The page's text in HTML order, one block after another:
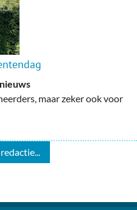
maar zeker ook voor